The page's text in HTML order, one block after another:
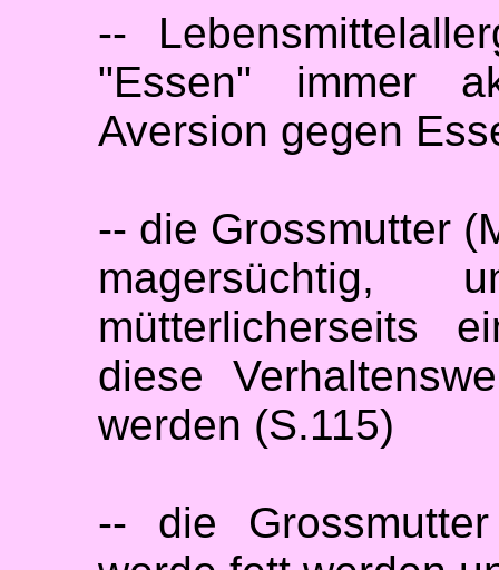
--
"Essen" immer
Aversion gegen
-- die Grossmutter
magersüchtig,
mütterlicherseits
diese
werden (S.115)
-- die